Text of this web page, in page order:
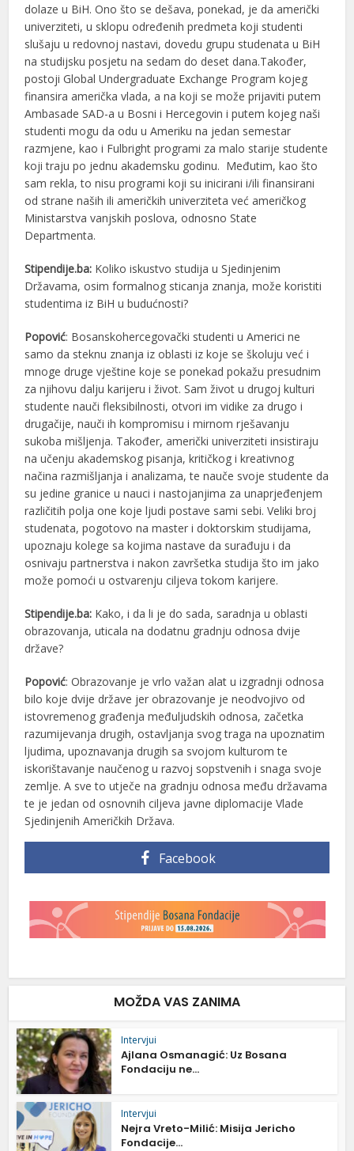
dolaze u BiH. Ono što se dešava, ponekad, je da američki
univerziteti, u sklopu određenih predmeta koji studenti
slušaju u redovnoj nastavi, dovedu grupu studenata u BiH
na studijsku posjetu na sedam do deset dana.Također,
postoji Global Undergraduate Exchange Program kojeg
finansira američka vlada, a na koji se može prijaviti putem
Ambasade SAD-a u Bosni i Hercegovin i putem kojeg naši
studenti mogu da odu u Ameriku na jedan semestar
razmjene, kao i Fulbright programi za malo starije studente
koji traju po jednu akademsku godinu. Međutim, kao što
sam rekla, to nisu programi koji su inicirani i/ili finansirani
od strane naših ili američkih univerziteta već američkog
Ministarstva vanjskih poslova, odnosno State
Departmenta.
Stipendije.ba: Koliko iskustvo studija u Sjedinjenim
Državama, osim formalnog sticanja znanja, može koristiti
studentima iz BiH u budućnosti?
Popović: Bosanskohercegovački studenti u Americi ne
samo da steknu znanja iz oblasti iz koje se školuju već i
mnoge druge vještine koje se ponekad pokažu presudnim
za njihovu dalju karijeru i život. Sam život u drugoj kulturi
studente nauči fleksibilnosti, otvori im vidike za drugo i
drugačije, nauči ih kompromisu i mirnom rješavanju
sukoba mišljenja. Također, američki univerziteti insistiraju
na učenju akademskog pisanja, kritičkog i kreativnog
načina razmišljanja i analizama, te nauče svoje studente da
su jedine granice u nauci i nastojanjima za unaprjeđenjem
različitih polja one koje ljudi postave sami sebi. Veliki broj
studenata, pogotovo na master i doktorskim studijama,
upoznaju kolege sa kojima nastave da surađuju i da
osnivaju partnerstva i nakon završetka studija što im jako
može pomoći u ostvarenju ciljeva tokom karijere.
Stipendije.ba: Kako, i da li je do sada, saradnja u oblasti
obrazovanja, uticala na dodatnu gradnju odnosa dvije
države?
Popović: Obrazovanje je vrlo važan alat u izgradnji odnosa
bilo koje dvije države jer obrazovanje je neodvojivo od
istovremenog građenja međuljudskih odnosa, začetka
razumijevanja drugih, ostavljanja svog traga na upoznatim
ljudima, upoznavanja drugih sa svojom kulturom te
iskorištavanje naučenog u razvoj sopstvenih i snaga svoje
zemlje. A sve to utječe na gradnju odnosa među državama
te je jedan od osnovnih ciljeva javne diplomacije Vlade
Sjedinjenih Američkih Država.
Facebook
MOŽDA VAS ZANIMA
Intervjui
Ajlana Osmanagić: Uz Bosana
Fondaciju ne...
Intervjui
Nejra Vreto-Milić: Misija Jericho
Fondacije...